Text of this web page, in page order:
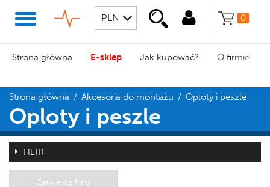
0
Strona główna E-sklep Jak kupować? O firmie
Strona główna / Akcesoria do montażu / Oploty i peszle
Oploty i peszle
FILTR
Zatwierdź filtry